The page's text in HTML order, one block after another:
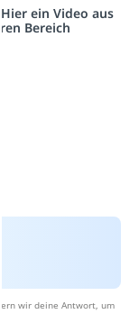
ein Video aus
Bereich
wir deine Antwort, um